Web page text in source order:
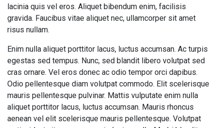
lacinia quis vel eros. Aliquet bibendum enim, facilisis
gravida. Faucibus vitae aliquet nec, ullamcorper sit amet
risus nullam.
Enim nulla aliquet porttitor lacus, luctus accumsan. Ac turpis
egestas sed tempus. Nunc, sed blandit libero volutpat sed
cras ornare. Vel eros donec ac odio tempor orci dapibus.
Odio pellentesque diam volutpat commodo. Elit scelerisque
mauris pellentesque pulvinar. Mattis vulputate enim nulla
aliquet porttitor lacus, luctus accumsan. Mauris rhoncus
aenean vel elit scelerisque mauris pellentesque. Volutpat